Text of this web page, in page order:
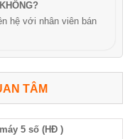
hệ với nhân viên bán
TÂM
5 số (HĐ )